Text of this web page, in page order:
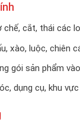
chế, cắt, thái các
xào, luộc, chiên
gói sản phẩm
dụng cụ, khu